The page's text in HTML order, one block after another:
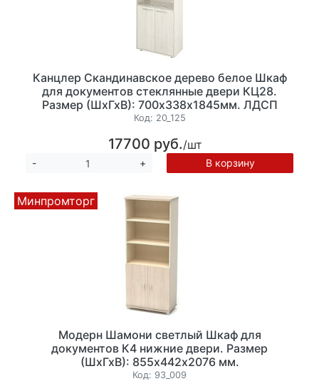
Канцлер Скандинавское дерево белое Шкаф
для документов стеклянные двери КЦ28.
Размер (ШхГхВ): 700х338х1845мм. ЛДСП
18мм.
Код: 20_125
17700 руб./шт
- + В корзину
Минпромторг
Модерн Шамони светлый Шкаф для
документов К4 нижние двери. Размер
(ШхГхВ): 855х442х2076 мм.
Код: 93_009